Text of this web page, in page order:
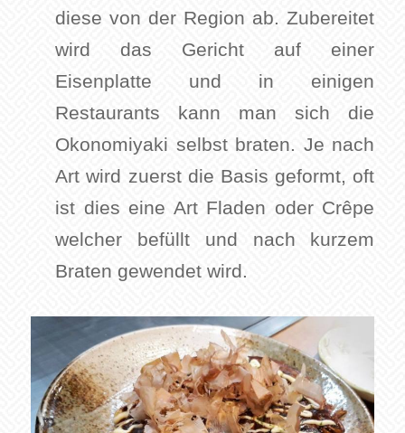
diese von der Region ab. Zubereitet
wird das Gericht auf einer
Eisenplatte und in einigen
Restaurants kann man sich die
Okonomiyaki selbst braten. Je nach
Art wird zuerst die Basis geformt, oft
ist dies eine Art Fladen oder Crêpe
welcher befüllt und nach kurzem
Braten gewendet wird.